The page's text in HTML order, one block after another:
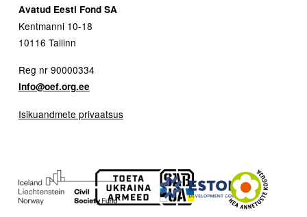
Avatud Eesti Fond SA
Kentmanni 10-18
10116 Tallinn
Reg nr 90000334
info@oef.org.ee
Isikuandmete privaatsus